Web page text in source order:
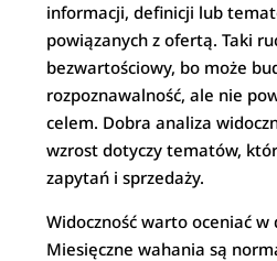
informacji, definicji lub
powiązanych z ofertą. Taki
bezwartościowy, bo może
rozpoznawalność, ale nie
celem. Dobra analiza
wzrost dotyczy tematów,
zapytań i sprzedaży.
Widoczność warto oceniać w
Miesięczne wahania są